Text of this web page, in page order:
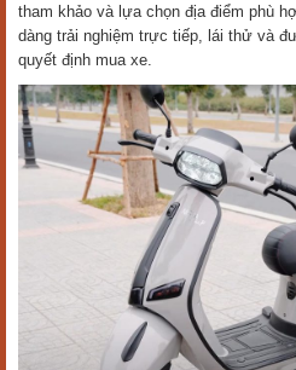
tham khảo và lựa chọn địa điểm phù
dàng trải nghiệm trực tiếp, lái thử và
quyết định mua xe.